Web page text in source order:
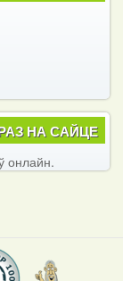
НА САЙЦЕ
онлайн.